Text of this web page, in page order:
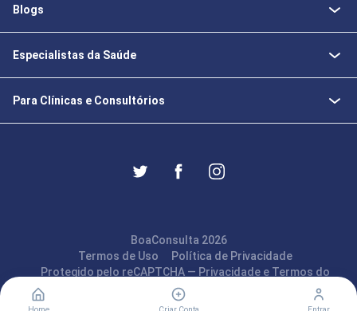
Blogs
Especialistas da Saúde
Para Clínicas e Consultórios
BoaConsulta 2026
Termos de Uso
Política de Privacidade
Protegido pelo reCAPTCHA — Privacidadee Termos do
Google